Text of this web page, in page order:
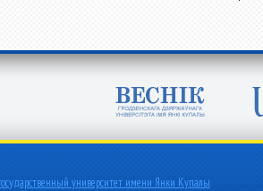
университет имени Янки Купалы